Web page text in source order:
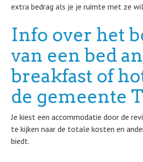
extra bedrag als je je ruimte met ze
Info over het
van een bed
breakfast of
de gemeente
Je kiest een accommodatie door de
te kijken naar de totale kosten en
biedt.